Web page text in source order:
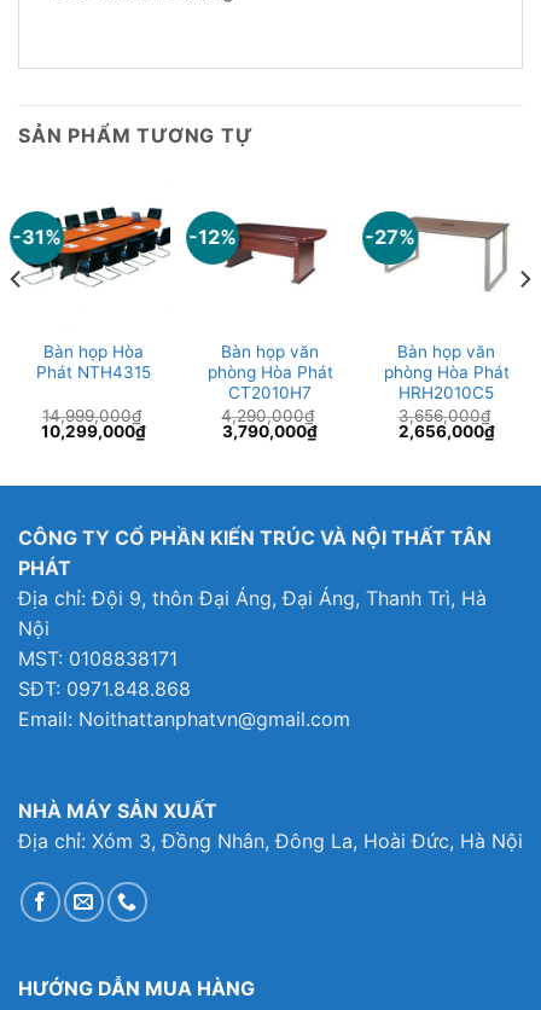
SẢN PHẨM TƯƠNG TỰ
-31%
Bàn họp Hòa
Phát NTH4315
14,999,000₫
Giá
gốc
10,299,000₫Giá
-12%
Bàn họp văn
phòng Hòa Phát
CT2010H7
4,290,000₫
Giá
gốc
3,790,000₫Giá
-27%
Bàn họp văn
phòng Hòa Phát
HRH2010C5
3,656,000₫
Giá
gốc
2,656,000₫Giá
hiện
CÔNG TY CỔ PHẦN KIẾN TRÚC VÀ NỘI THẤT TÂN
PHÁT
Địa chỉ: Đội 9, thôn Đại Áng, Đại Áng, Thanh Trì, Hà
Nội
MST: 0108838171
SĐT: 0971.848.868
Email: Noithattanphatvn@gmail.com
NHÀ MÁY SẢN XUẤT
Địa chỉ: Xóm 3, Đồng Nhân, Đông La, Hoài Đức, Hà Nội
HƯỚNG DẪN MUA HÀNG